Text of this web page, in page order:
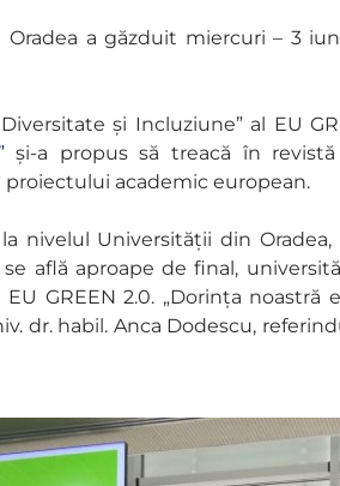
a găzduit miercuri – 3
și Incluziune” al EU
și-a propus să treacă în
academic european.
nivelul Universității din
află aproape de final,
GREEN 2.0. „Dorința noastră
dr. habil. Anca Dodescu,